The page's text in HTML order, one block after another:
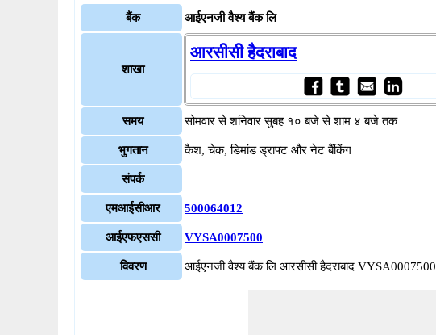
बैंक आईएनजी वैश्य बैंक लि
शाखा
आरसीसी हैदराबाद
समय सोमवार से शनिवार सुबह १० बजे से शाम ४ बजे तक
भुगतान कैश, चेक, डिमांड ड्राफ्ट और नेट बैंकिंग
संपर्क
एमआईसीआर 500064012
आईएफएससी VYSA0007500
विवरण आईएनजी वैश्य बैंक लि आरसीसी हैदराबाद VYSA0007500